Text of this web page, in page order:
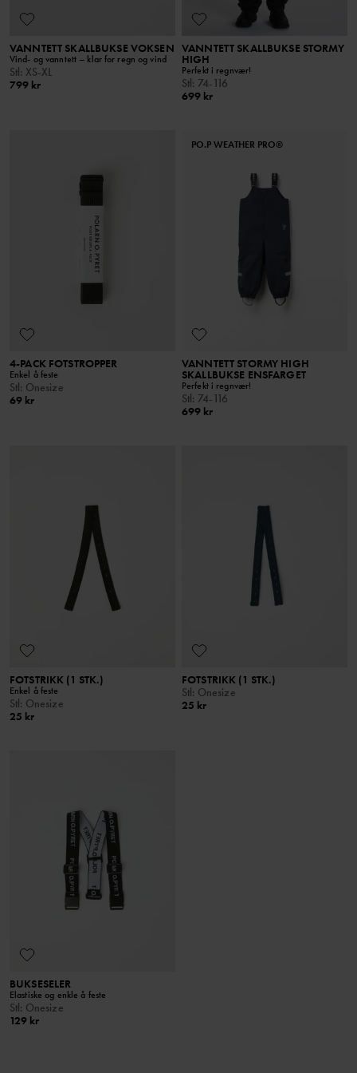
VANNTETT SKALLBUKSE VOKSEN
Vind- og vanntett – klar for regn og vind
Stl: XS-XL
799 kr
VANNTETT SKALLBUKSE STORMY
HIGH
Perfekt i regnvær!
Stl: 74-116
699 kr
4-PACK FOTSTROPPER
Enkel å feste
Stl: Onesize
69 kr
PO.P WEATHER PRO®
VANNTETT STORMY HIGH
SKALLBUKSE ENSFARGET
Perfekt i regnvær!
Stl: 74-116
699 kr
FOTSTRIKK (1 STK.)
Enkel å feste
Stl: Onesize
25 kr
FOTSTRIKK (1 STK.)
Stl: Onesize
25 kr
BUKSESELER
Elastiske og enkle å feste
Stl: Onesize
129 kr